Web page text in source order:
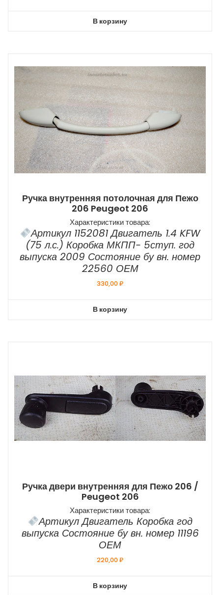
В корзину
Ручка внутренняя потолочная для Пежо
206 Peugeot 206
Характеристики товара:
Артикул 1152081 Двигатель 1.4 KFW
(75 л.с.) Коробка МКПП- 5ступ. год
выпуска 2009 Состояние бу вн. номер
22560 ОЕМ
330,00₽
В корзину
Ручка двери внутренняя для Пежо 206 /
Peugeot 206
Характеристики товара:
Артикул Двигатель Коробка год
выпуска Состояние бу вн. номер 11196
ОЕМ
220,00₽
В корзину